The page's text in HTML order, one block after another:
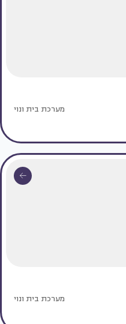
מערכת בית ונוי
מערכת בית ונוי